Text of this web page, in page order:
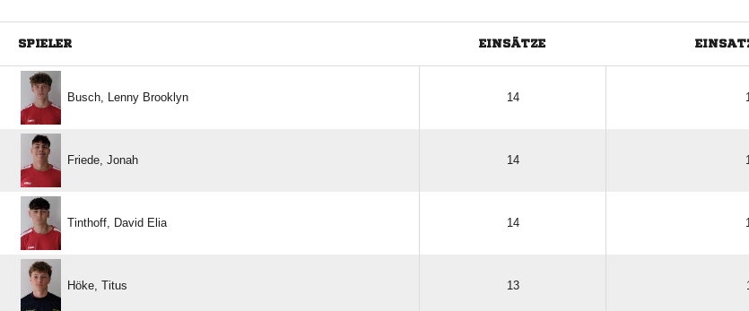
SPIELER EINSÄTZE
   14
  14
   14
  13